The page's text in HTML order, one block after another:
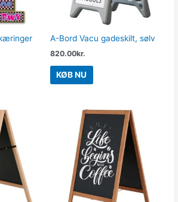
A-Bord Vacu gadeskilt, sølv
820.00kr.
KØB NU